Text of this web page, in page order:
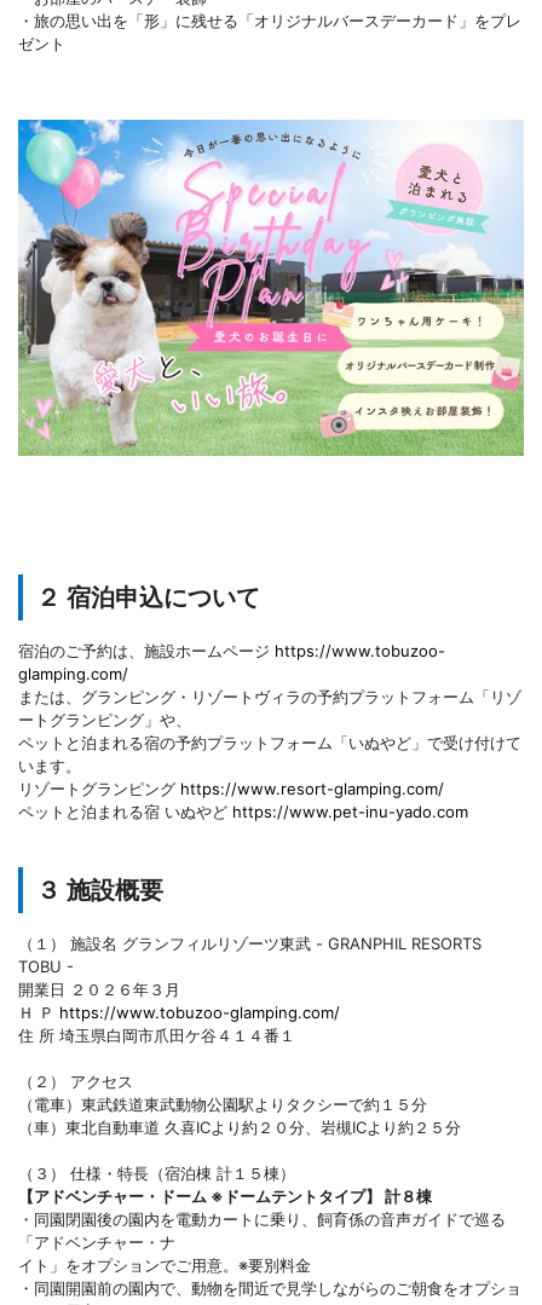
・旅の思い出を「形」に残せる「オリジナルバースデーカード」をプレ
ゼント
２ 宿泊申込について
宿泊のご予約は、施設ホームページ https://www.tobuzoo-
glamping.com/
または、グランピング・リゾートヴィラの予約プラットフォーム「リゾ
ートグランピング」や、
ペットと泊まれる宿の予約プラットフォーム「いぬやど」で受け付けて
います。
リゾートグランピング https://www.resort-glamping.com/
ペットと泊まれる宿 いぬやど https://www.pet-inu-yado.com
３ 施設概要
（１） 施設名 グランフィルリゾーツ東武 - GRANPHIL RESORTS
TOBU -
開業日 ２０２６年３月
Ｈ Ｐ https://www.tobuzoo-glamping.com/
住 所 埼玉県白岡市爪田ケ谷４１４番１
（２） アクセス
（電車）東武鉄道東武動物公園駅よりタクシーで約１５分
（車）東北自動車道 久喜ICより約２０分、岩槻ICより約２５分
（３） 仕様・特長（宿泊棟 計１５棟）
【アドベンチャー・ドーム ※ドームテントタイプ】 計８棟
・同園閉園後の園内を電動カートに乗り、飼育係の音声ガイドで巡る
「アドベンチャー・ナ
イト」をオプションでご用意。※要別料金
・同園開園前の園内で、動物を間近で見学しながらのご朝食をオプショ